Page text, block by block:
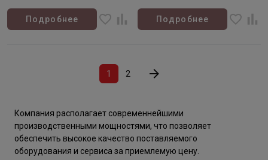
Подробнее Подробнее
1 2
Компания располагает современнейшими
производственными мощностями, что позволяет
обеспечить высокое качество поставляемого
оборудования и сервиса за приемлемую цену.